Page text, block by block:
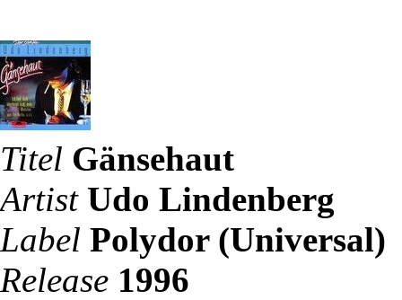
Titel Gänsehaut
Artist Udo Lindenberg
Label Polydor (Universal)
Release 1996